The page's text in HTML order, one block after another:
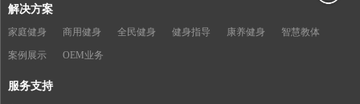
解决方案
家庭健身 商用健身 全民健身 健身指导 康养健身 智慧教体
案例展示 OEM业务
服务支持